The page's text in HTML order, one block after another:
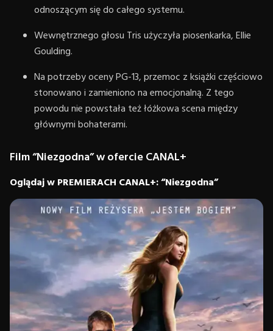
odnoszącym się do całego systemu.
Wewnętrznego głosu Tris użyczyła piosenkarka, Ellie
Goulding.
Na potrzeby oceny PG-13, przemoc z książki częściowo
stonowano i zamieniono na emocjonalną. Z tego
powodu nie powstała też łóżkowa scena między
głównymi bohaterami.
Film “Niezgodna” w ofercie CANAL+
Oglądaj w PREMIERACH CANAL+: “Niezgodna”